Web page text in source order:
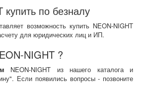
купить по безналу
возможность купить NEON-NIGHT
для юридических лиц и ИП.
NIGHT ?
NEON-NIGHT из нашего каталога и
Если появились вопросы - позвоните